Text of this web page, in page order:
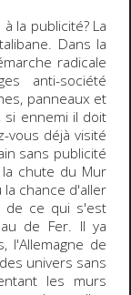
la publicité?La
talibane. Dans la
radicale
anti-société
panneaux et
, si ennemi il doit
vous déjà visité
sans publicité
chute du Mur
la chance d'aller
de ce qui s'est
de Fer. Il ya
l'Allemagne de
univers sans
les murs